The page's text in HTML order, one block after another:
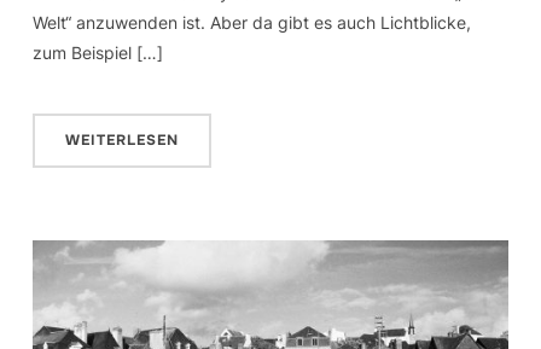
Welt“ anzuwenden ist. Aber da gibt es auch Lichtblicke,
zum Beispiel […]
WEITERLESEN